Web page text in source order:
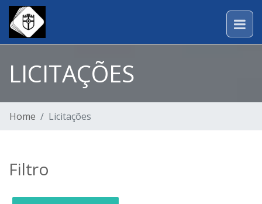
LICITAÇÕES
Home Licitações
Filtro